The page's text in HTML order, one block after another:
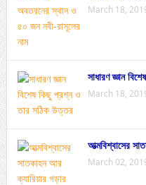
March 18,
সাধারণ জ্ঞান
March 18,
আত্মবিশ্বাসের
March 02,